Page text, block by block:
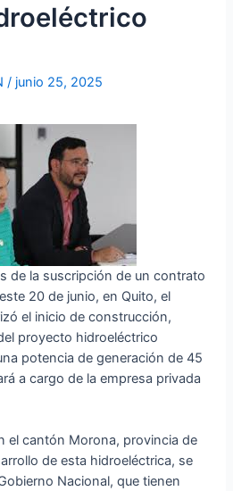
/ junio 25, 2025
de la suscripción de un contrato
20 de junio, en Quito, el
el inicio de construcción,
proyecto hidroeléctrico
potencia de generación de 45
a cargo de la empresa privada
el cantón Morona, provincia de
de esta hidroeléctrica, se
Nacional, que tienen